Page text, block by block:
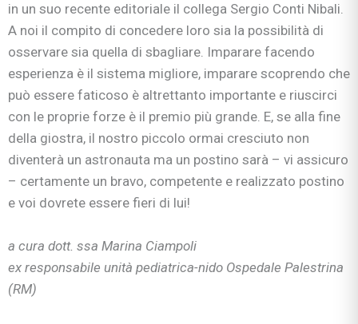
in un suo recente editoriale il collega Sergio Conti Nibali.
A noi il compito di concedere loro sia la possibilità di
osservare sia quella di sbagliare. Imparare facendo
esperienza è il sistema migliore, imparare scoprendo che
può essere faticoso è altrettanto importante e riuscirci
con le proprie forze è il premio più grande. E, se alla fine
della giostra, il nostro piccolo ormai cresciuto non
diventerà un astronauta ma un postino sarà – vi assicuro
– certamente un bravo, competente e realizzato postino
e voi dovrete essere fieri di lui!
a cura dott. ssa Marina Ciampoli
ex responsabile unità pediatrica-nido Ospedale Palestrina
(RM)